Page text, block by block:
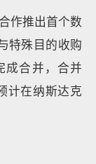
作推出首个数
特殊目的收购
成合并，合并
计在纳斯达克